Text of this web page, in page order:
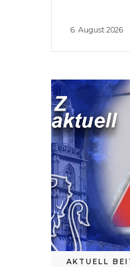
6. August 2026
AKTUELL